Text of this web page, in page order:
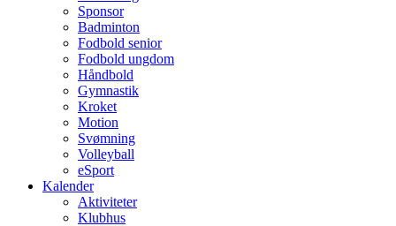
Sponsor
Badminton
Fodbold senior
Fodbold ungdom
Håndbold
Gymnastik
Kroket
Motion
Svømning
Volleyball
eSport
Kalender
Aktiviteter
Klubhus